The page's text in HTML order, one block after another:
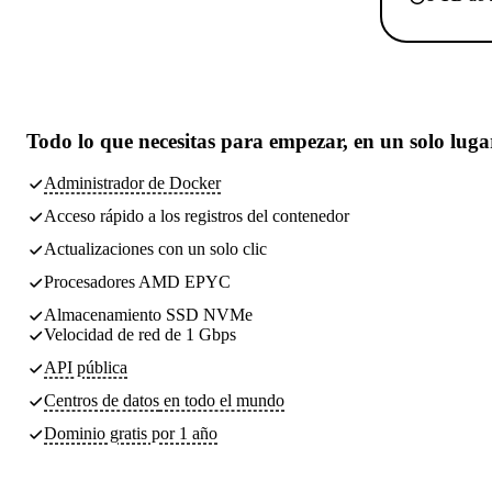
Todo lo que necesitas para empezar, en un solo
Administrador de Docker
Acceso rápido a los registros del contenedor
Actualizaciones con un solo clic
Procesadores AMD EPYC
Almacenamiento SSD NVMe
Velocidad de red de 1 Gbps
API pública
Centros de datos en todo el mundo
Dominio gratis por 1 año